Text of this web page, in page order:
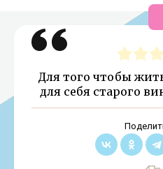
Для того чтобы
для себя старого